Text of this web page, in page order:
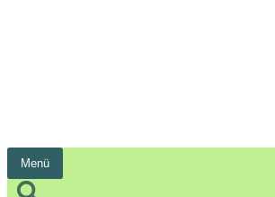
Menü
Navigation
umschalten